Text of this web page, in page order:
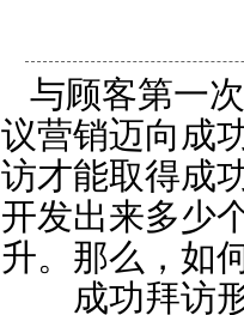
与顾客第一
议营销迈向成
访才能取得成
开发出来多少
升。那么，如
成功拜访